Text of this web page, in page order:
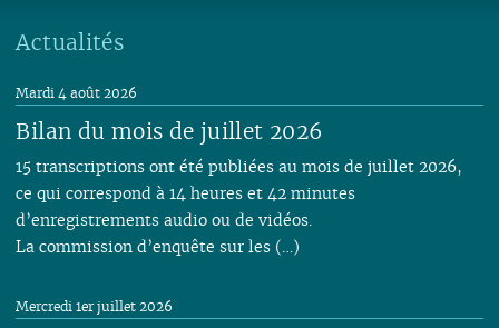
Actualités
Bilan du mois de juillet 2026
Mardi 4 août 2026
15 transcriptions ont été publiées au mois de juillet 2026,
ce qui correspond à 14 heures et 42 minutes
d’enregistrements audio ou de vidéos.
La commission d’enquête sur les (…)
Mercredi 1er juillet 2026